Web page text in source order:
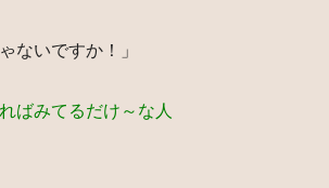
ないですか！」
ばみてるだけ～な人